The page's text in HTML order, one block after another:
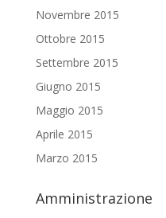
Novembre 2015
Ottobre 2015
Settembre 2015
Giugno 2015
Maggio 2015
Aprile 2015
Marzo 2015
Amministrazione